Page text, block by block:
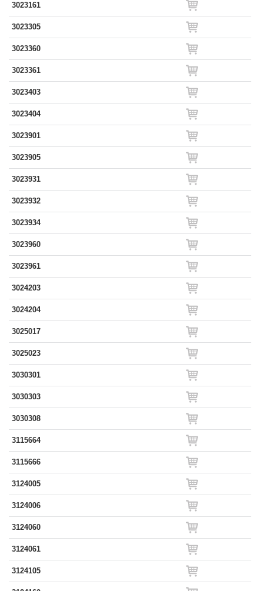
3023161
3023305
3023360
3023361
3023403
3023404
3023901
3023905
3023931
3023932
3023934
3023960
3023961
3024203
3024204
3025017
3025023
3030301
3030303
3030308
3115664
3115666
3124005
3124006
3124060
3124061
3124105